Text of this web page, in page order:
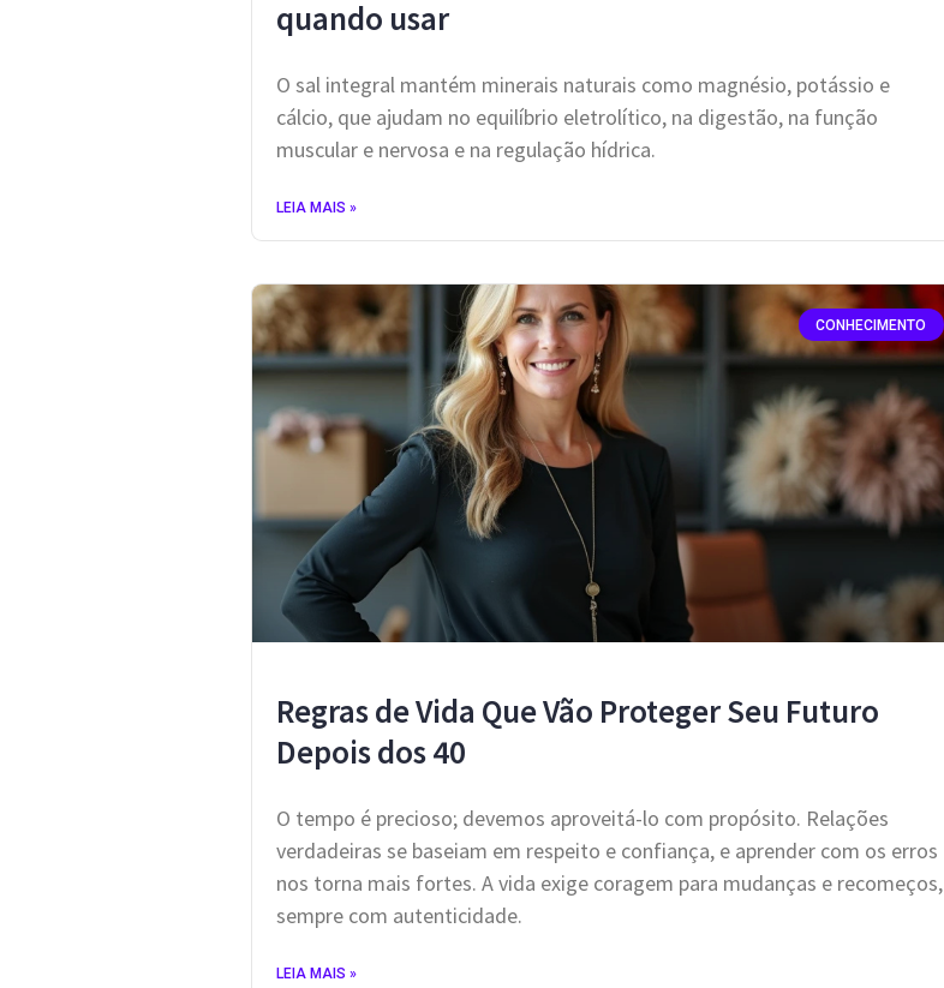
quando usar
O sal integral mantém minerais naturais como magnésio, potássio e
cálcio, que ajudam no equilíbrio eletrolítico, na digestão, na função
muscular e nervosa e na regulação hídrica.
LEIA MAIS »
CONHECIMENTO
Regras de Vida Que Vão Proteger Seu Futuro
Depois dos 40
O tempo é precioso; devemos aproveitá-lo com propósito. Relações
verdadeiras se baseiam em respeito e confiança, e aprender com os erros
nos torna mais fortes. A vida exige coragem para mudanças e recomeços,
sempre com autenticidade.
LEIA MAIS »